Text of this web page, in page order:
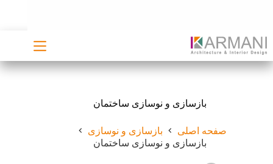
بازسازی و نوسازی ساختمان
صفحه اصلی
بازسازی و نوسازی
بازسازی و نوسازی ساختمان